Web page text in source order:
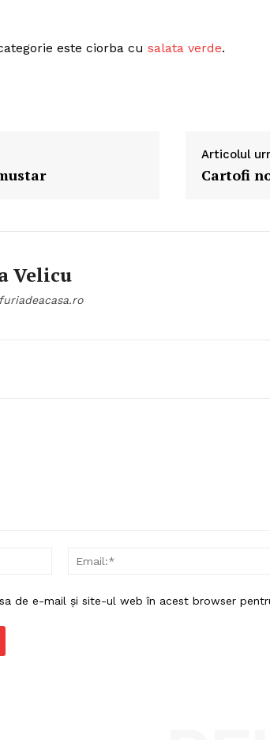
este ciorba cu salata verde.
Articolul
Cartofi
Velicu
Nume:*
de e-mail și site-ul web în acest browser